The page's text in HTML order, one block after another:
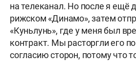
на телеканал. Но после я ещё
рижском «Динамо», затем
«Куньлунь», где у меня был
контракт. Мы расторгли его
согласию сторон, потому что